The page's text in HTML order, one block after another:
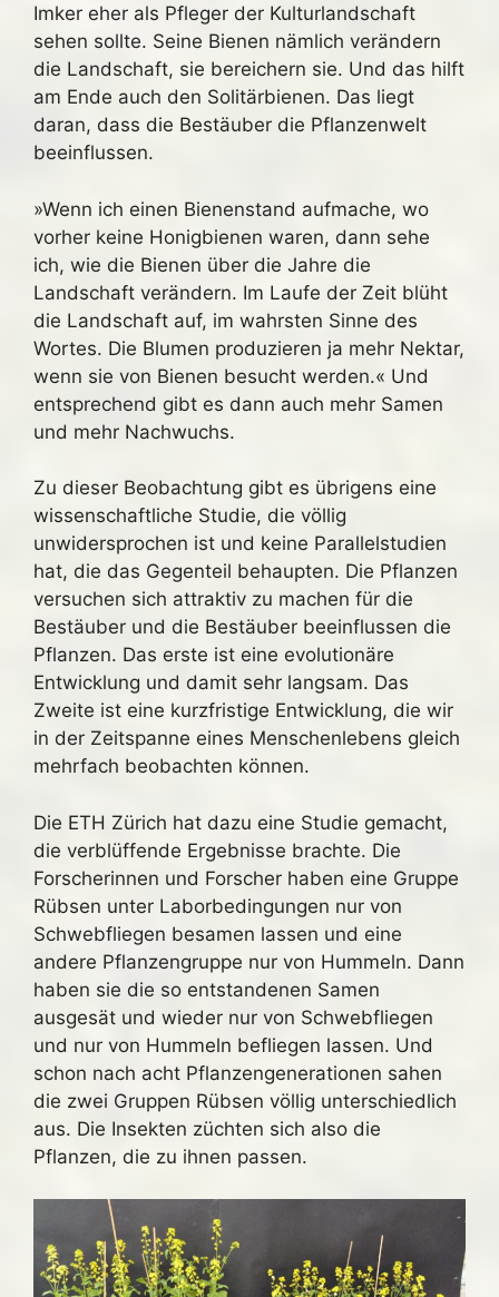
Imker eher als Pfleger der Kulturlandschaft
sehen sollte. Seine Bienen nämlich verändern
die Landschaft, sie bereichern sie. Und das hilft
am Ende auch den Solitärbienen. Das liegt
daran, dass die Bestäuber die Pflanzenwelt
beeinflussen.
»Wenn ich einen Bienenstand aufmache, wo
vorher keine Honigbienen waren, dann sehe
ich, wie die Bienen über die Jahre die
Landschaft verändern. Im Laufe der Zeit blüht
die Landschaft auf, im wahrsten Sinne des
Wortes. Die Blumen produzieren ja mehr Nektar,
wenn sie von Bienen besucht werden.« Und
entsprechend gibt es dann auch mehr Samen
und mehr Nachwuchs.
Zu dieser Beobachtung gibt es übrigens eine
wissenschaftliche Studie, die völlig
unwidersprochen ist und keine Parallelstudien
hat, die das Gegenteil behaupten. Die Pflanzen
versuchen sich attraktiv zu machen für die
Bestäuber und die Bestäuber beeinflussen die
Pflanzen. Das erste ist eine evolutionäre
Entwicklung und damit sehr langsam. Das
Zweite ist eine kurzfristige Entwicklung, die wir
in der Zeitspanne eines Menschenlebens gleich
mehrfach beobachten können.
Die ETH Zürich hat dazu eine Studie gemacht,
die verblüffende Ergebnisse brachte. Die
Forscherinnen und Forscher haben eine Gruppe
Rübsen unter Laborbedingungen nur von
Schwebfliegen besamen lassen und eine
andere Pflanzengruppe nur von Hummeln. Dann
haben sie die so entstandenen Samen
ausgesät und wieder nur von Schwebfliegen
und nur von Hummeln befliegen lassen. Und
schon nach acht Pflanzengenerationen sahen
die zwei Gruppen Rübsen völlig unterschiedlich
aus. Die Insekten züchten sich also die
Pflanzen, die zu ihnen passen.